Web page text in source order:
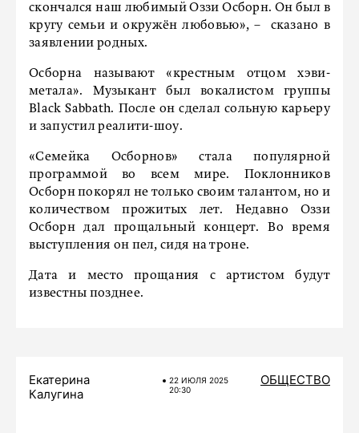
скончался наш любимый Оззи Осборн. Он был в
кругу семьи и окружён любовью», – сказано в
заявлении родных.
Осборна называют «крестным отцом хэви-
метала». Музыкант был вокалистом группы
Black Sabbath. После он сделал сольную карьеру
и запустил реалити-шоу.
«Семейка Осборнов» стала популярной
программой во всем мире. Поклонников
Осборн покорял не только своим талантом, но и
количеством прожитых лет. Недавно Оззи
Осборн дал прощальный концерт. Во время
выступления он пел, сидя на троне.
Дата и место прощания с артистом будут
известны позднее.
Екатерина
Калугина
22 ИЮЛЯ 2025
20:30
ОБЩЕСТВО